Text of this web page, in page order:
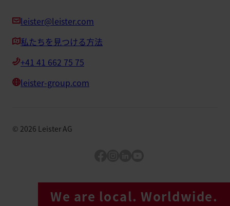
leister@leister.com
私たちを見つける方法
+41 41 662 75 75
leister-group.com
© 2026 Leister AG
We are local. Worldwide.